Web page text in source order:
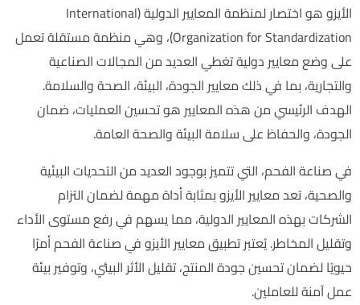
الأيزو هو اختصار لمنظمة المعايير الدولية (International
Organization for Standardization)، وهي منظمة مستقلة تعمل
على وضع معايير دولية تغطي العديد من المجالات الصناعية
والتجارية، بما في ذلك معايير الجودة، البيئة، الصحة والسلامة.
الهدف الرئيسي من هذه المعايير هو تحسين العمليات، ضمان
الجودة، والحفاظ على سلامة البيئة والصحة العامة.
في صناعة الفحم، التي تتميز بوجود العديد من التحديات البيئية
والصحية، تعد معايير الأيزو بمثابة أداة مهمة لضمان التزام
الشركات بهذه المعايير الدولية، مما يسهم في رفع مستوى الأداء
وتقليل المخاطر. يُعتبر تطبيق معايير الأيزو في صناعة الفحم أمرًا
حيويًا لضمان تحسين جودة المنتج، تقليل الأثر البيئي، وتوفير بيئة
عمل آمنة للعاملين.